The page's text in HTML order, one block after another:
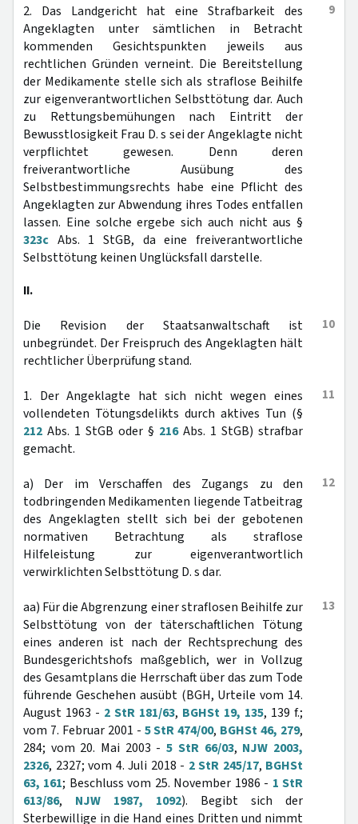
9
2. Das Landgericht hat eine Strafbarkeit des
Angeklagten unter sämtlichen in Betracht
kommenden Gesichtspunkten jeweils aus
rechtlichen Gründen verneint. Die Bereitstellung
der Medikamente stelle sich als straflose Beihilfe
zur eigenverantwortlichen Selbsttötung dar. Auch
zu Rettungsbemühungen nach Eintritt der
Bewusstlosigkeit Frau D. s sei der Angeklagte nicht
verpflichtet gewesen. Denn deren
freiverantwortliche Ausübung des
Selbstbestimmungsrechts habe eine Pflicht des
Angeklagten zur Abwendung ihres Todes entfallen
lassen. Eine solche ergebe sich auch nicht aus §
323c Abs. 1 StGB, da eine freiverantwortliche
Selbsttötung keinen Unglücksfall darstelle.
II.
10
Die Revision der Staatsanwaltschaft ist
unbegründet. Der Freispruch des Angeklagten hält
rechtlicher Überprüfung stand.
11
1. Der Angeklagte hat sich nicht wegen eines
vollendeten Tötungsdelikts durch aktives Tun (§
212 Abs. 1 StGB oder § 216Abs. 1 StGB) strafbar
gemacht.
12
a) Der im Verschaffen des Zugangs zu den
todbringenden Medikamenten liegende Tatbeitrag
des Angeklagten stellt sich bei der gebotenen
normativen Betrachtung als straflose
Hilfeleistung zur eigenverantwortlich
verwirklichten Selbsttötung D. s dar.
13
aa) Für die Abgrenzung einer straflosen Beihilfe zur
Selbsttötung von der täterschaftlichen Tötung
eines anderen ist nach der Rechtsprechung des
Bundesgerichtshofs maßgeblich, wer in Vollzug
des Gesamtplans die Herrschaft über das zum Tode
führende Geschehen ausübt (BGH, Urteile vom 14.
August 1963 - 2 StR 181/63, BGHSt 19, 135, 139 f.;
vom 7. Februar 2001 - 5 StR 474/00, BGHSt 46, 279,
284; vom 20. Mai 2003 -5 StR 66/03, NJW 2003,
2326, 2327; vom 4. Juli 2018 - 2 StR 245/17, BGHSt
63, 161; Beschluss vom 25. November 1986 - 1 StR
613/86, NJW 1987, 1092). Begibt sich der
Sterbewillige in die Hand eines Dritten und nimmt